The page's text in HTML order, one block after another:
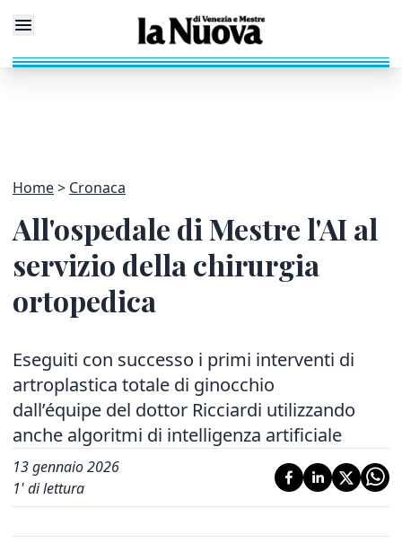
Home Cronaca
All'ospedale di Mestre l'AI al
servizio della chirurgia
ortopedica
Eseguiti con successo i primi interventi di
artroplastica totale di ginocchio
dall’équipe del dottor Ricciardi utilizzando
anche algoritmi di intelligenza artificiale
13 gennaio 2026
1' di lettura